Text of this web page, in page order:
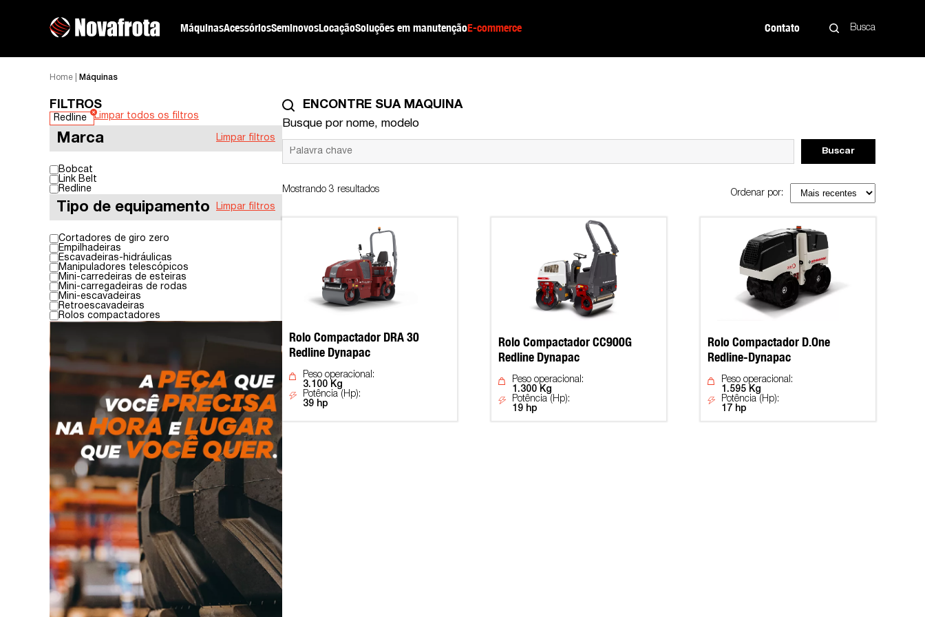
MáquinasAcessóriosSeminovosLocaçãoSoluções em manutençãoE-commerce Contato Busca
Home Máquinas
FILTROS
Redline Limpar todos os filtros
Marca Limpar filtros
Bobcat
Link Belt
Redline
Tipo de equipamento Limpar filtros
Cortadores de giro zero
Empilhadeiras
Escavadeiras-hidráulicas
Manipuladores telescópicos
Mini-carredeiras de esteiras
Mini-carregadeiras de rodas
Mini-escavadeiras
Retroescavadeiras
Rolos compactadores
ENCONTRE SUA MÁQUINA
Busque por nome, modelo
Buscar
Mostrando 3 resultados Ordenar por:
Rolo Compactador DRA 30
Redline Dynapac
Peso operacional:
3.100 Kg
Potência (Hp):
39 hp
Rolo Compactador CC900G
Redline Dynapac
Peso operacional:
1.300 Kg
Potência (Hp):
19 hp
Rolo Compactador D.One
Redline-Dynapac
Peso operacional:
1.595 Kg
Potência (Hp):
17 hp